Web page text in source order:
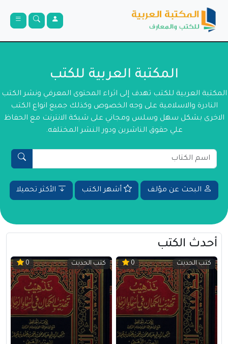
المكتبة العربية للكتب
المكتبة العربية للكتب تهدف إلى اثراء المحتوى المعرفي ونشر الكتب
النادرة والاسلامية على وجه الخصوص وكذلك جميع انواع الكتب
الاخرى بشكل سهل وسلس ومجاني على شبكة الانترنت مع الحفاظ
علي حقوق الناشرين ودور النشر المختلفه.
البحث عن مؤلف أشهر الكتب الأكثر تحميلا
أحدث الكتب
كتب الحديث 0 كتب الحديث 0